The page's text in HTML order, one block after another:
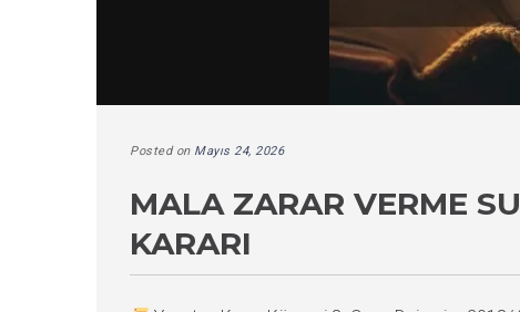
Posted on Mayıs 24, 2026
MALA ZARAR VERME
KARARI